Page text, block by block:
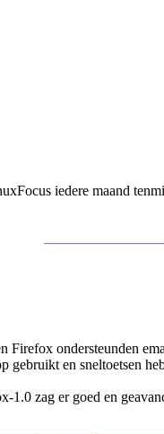
iedere maand
Firefox ondersteunden
gebruikt en sneltoetsen
1.0 zag er goed en